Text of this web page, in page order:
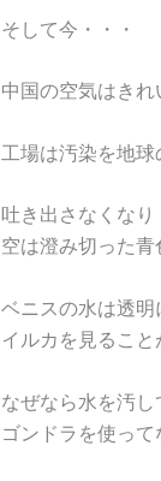
そして今・・・
中国の空気はきれ
工場は汚染を地球
吐き出さなくなり
空は澄み切った青
ベニスの水は透明
イルカを見ること
なぜなら水を汚し
ゴンドラを使って